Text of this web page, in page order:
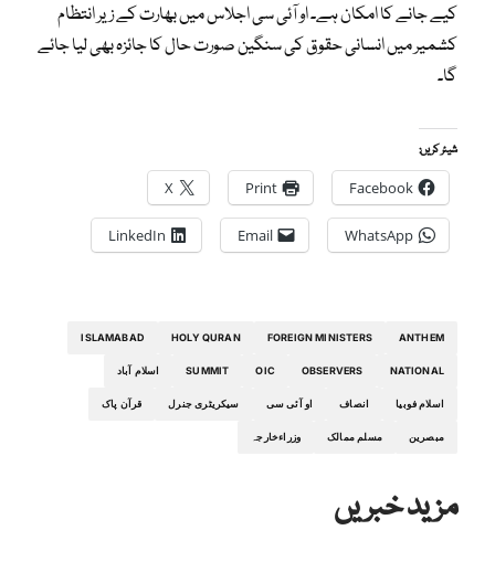
کیے جانے کا امکان ہے۔ او آئی سی اجلاس میں بھارت کے زیر انتظام
کشمیر میں انسانی حقوق کی سنگین صورت حال کا جائزہ بھی لیا جائے
گا۔
شیئر کریں:
Facebook
Print
X
WhatsApp
Email
LinkedIn
ANTHEM
FOREIGN MINISTERS
HOLY QURAN
ISLAMABAD
NATIONAL
OBSERVERS
OIC
SUMMIT اسلام آباد
اسلام فوبیا انصاف او آئی سی سیکریٹری جنرل قرآن پاک
مبصرین مسلم ممالک وزراءخارجہ
مزید خبریں